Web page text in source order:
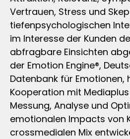
Vertrauen, Stress und
tiefenpsychologischen
im Interesse der Kunden
abfragbare Einsichten
der Emotion Engine®,
Datenbank für Emotionen,
Kooperation mit
Messung, Analyse und
emotionalen Impacts von
crossmedialen Mix